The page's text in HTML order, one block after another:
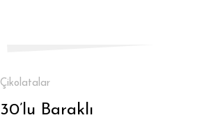
Çikolatalar
30’lu Baraklı